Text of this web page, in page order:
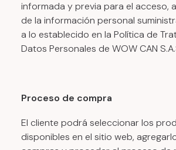
informada y previa para el acceso,
de la información personal
a lo establecido en la Política de
Datos Personales de WOW CAN
Proceso de compra
El cliente podrá seleccionar los
disponibles en el sitio web,